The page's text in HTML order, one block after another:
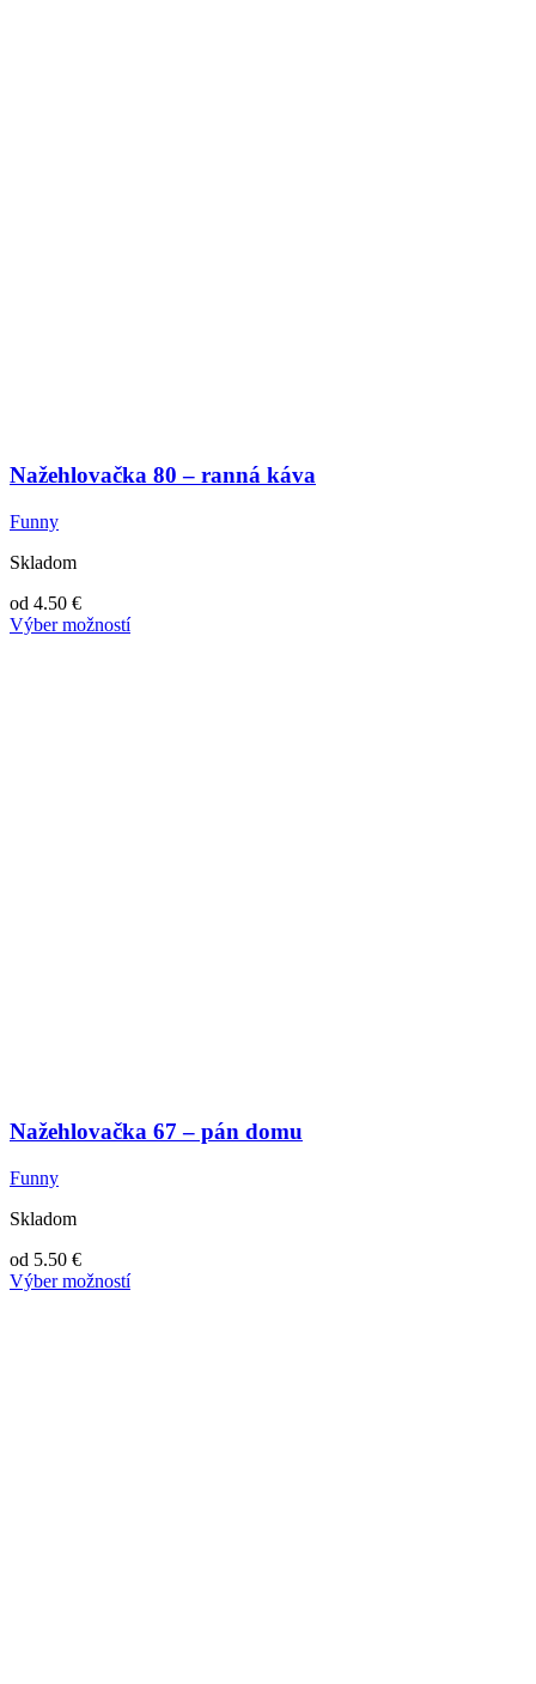
Nažehlovačka 80 – ranná káva
Funny
Skladom
od 4.50 €
Výber možností
Nažehlovačka 67 – pán domu
Funny
Skladom
od 5.50 €
Výber možností